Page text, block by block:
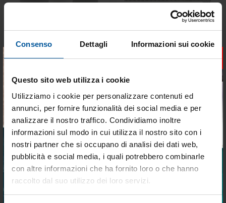
Tieniti aggiornato sulle
migliori occasioni per la tua
barca
×
Consenso Dettagli Informazioni sui cookie
Questo sito web utilizza i cookie
Utilizziamo i cookie per personalizzare contenuti ed
annunci, per fornire funzionalità dei social media e per
analizzare il nostro traffico. Condividiamo inoltre
informazioni sul modo in cui utilizza il nostro sito con i
nostri partner che si occupano di analisi dei dati web,
pubblicità e social media, i quali potrebbero combinarle
con altre informazioni che ha fornito loro o che hanno
raccolto dal suo utilizzo dei loro servizi.
Cime Piatte Fender Bride in
Poliestere per Parabordi
€ 97,60
€ 82,96
Bianca
€ 56,61
€ 51,66
- 25% - 9%